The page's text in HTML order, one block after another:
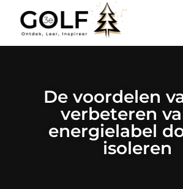
De voordelen
verbeteren
energielabel
isoleren